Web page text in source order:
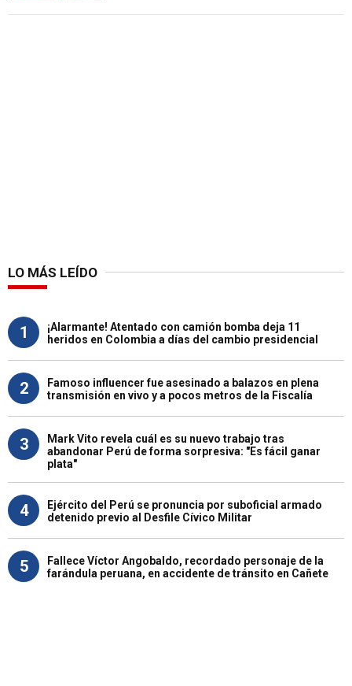
LO MÁS LEÍDO
1
¡Alarmante! Atentado con camión bomba deja 11
heridos en Colombia a días del cambio presidencial
2
Famoso influencer fue asesinado a balazos en plena
transmisión en vivo y a pocos metros de la Fiscalía
3
Mark Vito revela cuál es su nuevo trabajo tras
abandonar Perú de forma sorpresiva: "Es fácil ganar
plata"
4
Ejército del Perú se pronuncia por suboficial armado
detenido previo al Desfile Cívico Militar
5
Fallece Víctor Angobaldo, recordado personaje de la
farándula peruana, en accidente de tránsito en Cañete